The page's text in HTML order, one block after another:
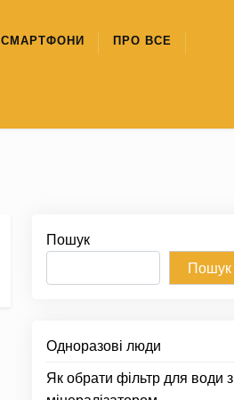
СМАРТФОНИ ПРО ВСЕ
Пошук
Пошук
Одноразові люди
Як обрати фільтр для води з